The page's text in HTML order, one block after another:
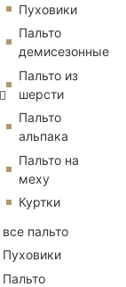
Пуховики
Пальто
демисезонные
Пальто из
шерсти
Пальто
альпака
Пальто на
меху
Куртки
все пальто
Пуховики
Пальто